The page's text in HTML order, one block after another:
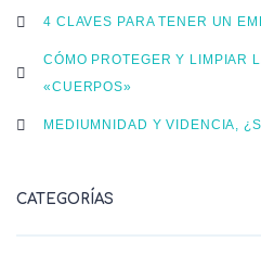
4 CLAVES PARA TENER UN
CÓMO PROTEGER Y LIMPIAR
«CUERPOS»
MEDIUMNIDAD Y VIDENCIA,
CATEGORÍAS